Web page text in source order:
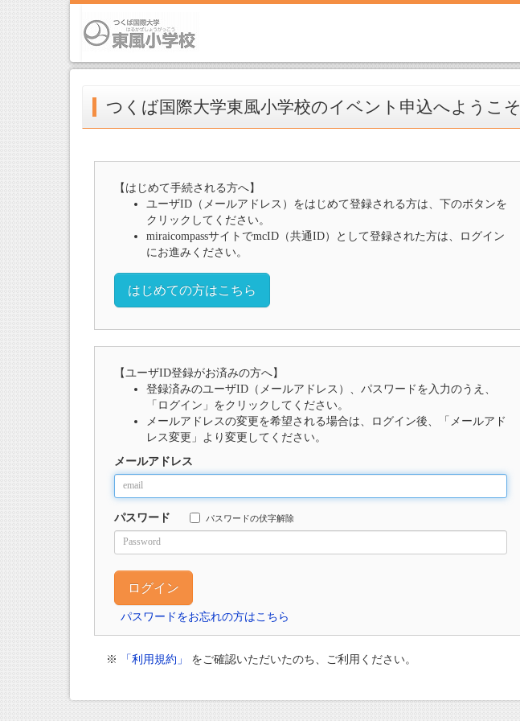
つくば国際大学東風小学校のイベント申込へようこそ
【はじめて手続される方へ】
ユーザID（メールアドレス）をはじめて登録される方は、下のボタンを
クリックしてください。
miraicompassサイトでmcID（共通ID）として登録された方は、ログイン
にお進みください。
はじめての方はこちら
【ユーザID登録がお済みの方へ】
登録済みのユーザID（メールアドレス）、パスワードを入力のうえ、
「ログイン」をクリックしてください。
メールアドレスの変更を希望される場合は、ログイン後、「メールアド
レス変更」より変更してください。
メールアドレス
パスワード パスワードの伏字解除
パスワードをお忘れの方はこちら
※ 「利用規約」 をご確認いただいたのち、ご利用ください。